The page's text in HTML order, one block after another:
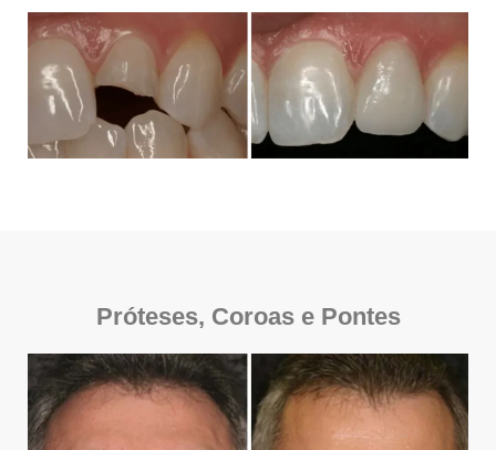
Próteses, Coroas e Pontes